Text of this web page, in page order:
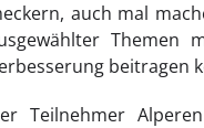
auch mal
Themen
beitragen
Teilnehmer